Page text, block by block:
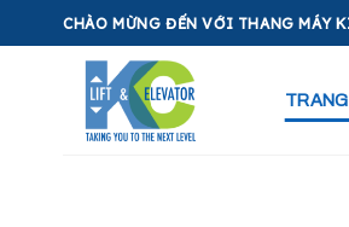
to
CHÀO MỪNG ĐẾN VỚI THANG MÁY